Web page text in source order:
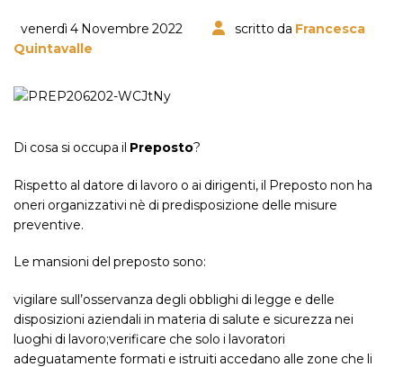
venerdì 4 Novembre 2022 scritto da Francesca
Quintavalle
Di cosa si occupa il Preposto?
Rispetto al datore di lavoro o ai dirigenti, il Preposto non ha
oneri organizzativi nè di predisposizione delle misure
preventive.
Le mansioni del preposto sono:
vigilare sull’osservanza degli obblighi di legge e delle
disposizioni aziendali in materia di salute e sicurezza nei
luoghi di lavoro;verificare che solo i lavoratori
adeguatamente formati e istruiti accedano alle zone che li